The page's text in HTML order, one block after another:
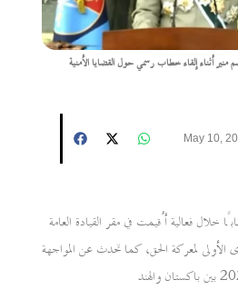
أثناء إلقاء خطاب رسمي حول القضايا الأمنية
May 10,
خلال فعالية أُقيمت في مقر القيادة العامة
الأولى لمعركة الحق، كما تحدث عن المواجهة